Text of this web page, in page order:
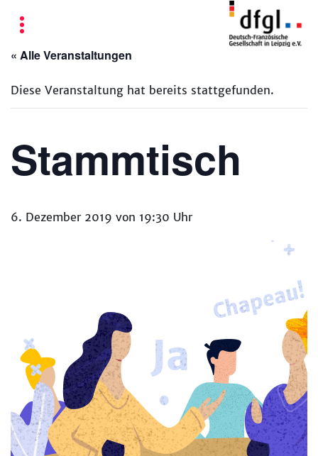
« Alle Veranstaltungen
Diese Veranstaltung hat bereits stattgefunden.
Stammtisch
6. Dezember 2019 von 19:30 Uhr